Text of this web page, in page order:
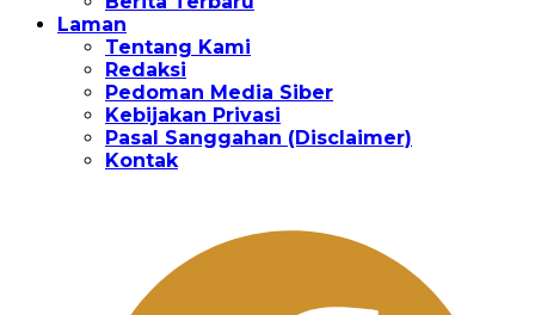
Laman
Tentang Kami
Redaksi
Pedoman Media Siber
Kebijakan Privasi
Pasal Sanggahan (Disclaimer)
Kontak